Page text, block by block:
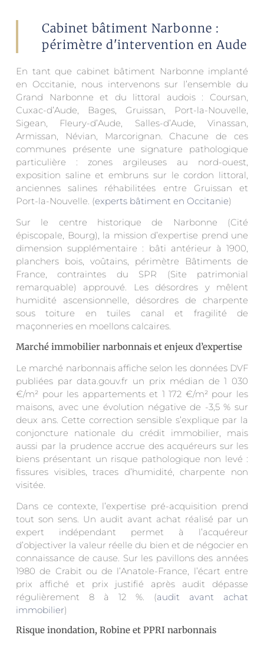
Cabinet bâtiment Narbonne :
périmètre d'intervention en Aude
En tant que cabinet bâtiment Narbonne implanté
en Occitanie, nous intervenons sur l’ensemble du
Grand Narbonne et du littoral audois : Coursan,
Cuxac-d’Aude, Bages, Gruissan, Port-la-Nouvelle,
Sigean, Fleury-d’Aude, Salles-d’Aude, Vinassan,
Armissan, Névian, Marcorignan. Chacune de ces
communes présente une signature pathologique
particulière : zones argileuses au nord-ouest,
exposition saline et embruns sur le cordon littoral,
anciennes salines réhabilitées entre Gruissan et
Port-la-Nouvelle. (experts bâtiment en Occitanie)
Sur le centre historique de Narbonne (Cité
épiscopale, Bourg), la mission d’expertise prend une
dimension supplémentaire : bâti antérieur à 1900,
planchers bois, voûtains, périmètre Bâtiments de
France, contraintes du SPR (Site patrimonial
remarquable) approuvé. Les désordres y mêlent
humidité ascensionnelle, désordres de charpente
sous toiture en tuiles canal et fragilité de
maçonneries en moellons calcaires.
Marché immobilier narbonnais et enjeux d’expertise
Le marché narbonnais affiche selon les données DVF
publiées par data.gouv.fr un prix médian de 1 030
€/m² pour les appartements et 1 172 €/m² pour les
maisons, avec une évolution négative de -3,5 % sur
deux ans. Cette correction sensible s’explique par la
conjoncture nationale du crédit immobilier, mais
aussi par la prudence accrue des acquéreurs sur les
biens présentant un risque pathologique non levé :
fissures visibles, traces d’humidité, charpente non
visitée.
Dans ce contexte, l’expertise pré-acquisition prend
tout son sens. Un audit avant achat réalisé par un
expert indépendant permet à l’acquéreur
d’objectiver la valeur réelle du bien et de négocier en
connaissance de cause. Sur les pavillons des années
1980 de Crabit ou de l’Anatole-France, l’écart entre
prix affiché et prix justifié après audit dépasse
régulièrement 8 à 12 %. (audit avant achat
immobilier)
Risque inondation, Robine et PPRI narbonnais